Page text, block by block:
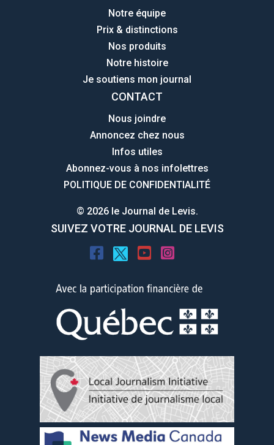
Notre équipe
Prix & distinctions
Nos produits
Notre histoire
Je soutiens mon journal
CONTACT
Nous joindre
Annoncez chez nous
Infos utiles
Abonnez-vous à nos infolettres
POLITIQUE DE CONFIDENTIALITÉ
© 2026 le Journal de Levis.
SUIVEZ VOTRE JOURNAL DE LEVIS